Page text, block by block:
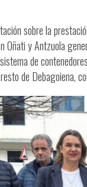
sobre la
Oñati y Antzuola
de
de Debagoiena,